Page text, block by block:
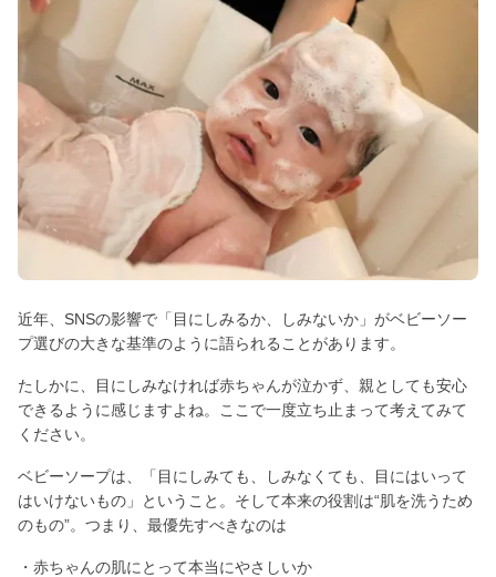
近年、SNSの影響で「目にしみるか、しみないか」がベビーソー
プ選びの大きな基準のように語られることがあります。
たしかに、目にしみなければ赤ちゃんが泣かず、親としても安心
できるように感じますよね。ここで一度立ち止まって考えてみて
ください。
ベビーソープは、「目にしみても、しみなくても、目にはいって
はいけないもの」ということ。そして本来の役割は“肌を洗うため
のもの”。つまり、最優先すべきなのは
・赤ちゃんの肌にとって本当にやさしいか